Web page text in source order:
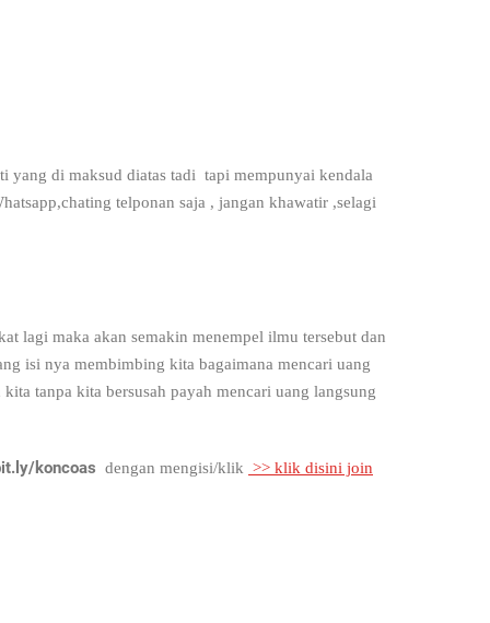
yang di maksud diatas tadi tapi mempunyai kendala
telponan saja , jangan khawatir ,selagi
lagi maka akan semakin menempel ilmu tersebut dan
isi nya membimbing kita bagaimana mencari uang
tanpa kita bersusah payah mencari uang langsung
koncoas dengan mengisi/klik >> klik disini join